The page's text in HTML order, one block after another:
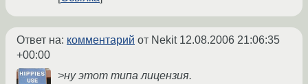
Ответ на: комментарий от Nekit 12.08.2006 21:06:35
+00:00
>ну этот типа лицензия.